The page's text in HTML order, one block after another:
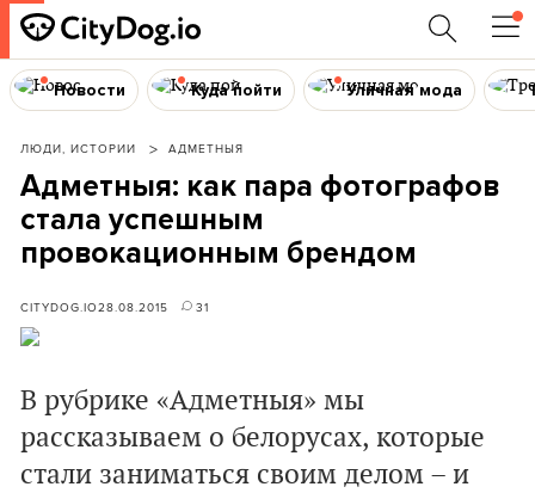
Новости Куда пойти Уличная мода
ЛЮДИ, ИСТОРИИ АДМЕТНЫЯ
Адметныя: как пара фотографов
стала успешным
провокационным брендом
CITYDOG.IO28.08.2015 31
В рубрике «Адметныя» мы
рассказываем о белорусах, которые
стали заниматься своим делом – и